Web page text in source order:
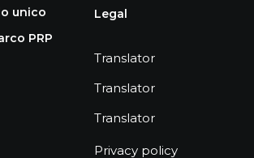
unico
PRP
Legal
Translator
Translator
Translator
Privacy policy